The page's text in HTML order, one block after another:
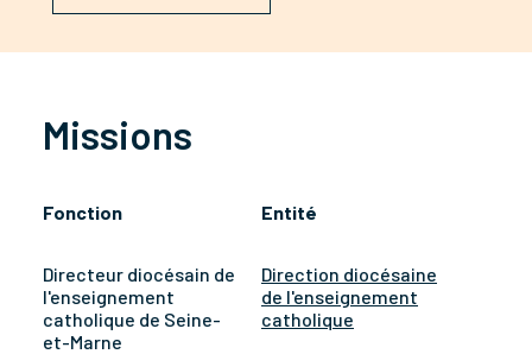
Missions
Fonction Entité
Directeur diocésain de
l'enseignement
catholique de Seine-
et-Marne
Direction diocésaine
de l'enseignement
catholique